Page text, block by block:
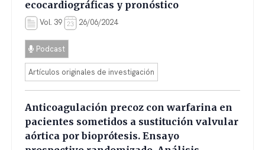
ecocardiográficas y pronóstico
Vol. 39 26/06/2024
Podcast
Artículos originales de investigación
Anticoagulación precoz con warfarina en
pacientes sometidos a sustitución valvular
aórtica por bioprótesis. Ensayo